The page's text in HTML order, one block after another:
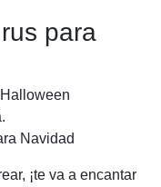
para
Navidad
¡te va a encantar